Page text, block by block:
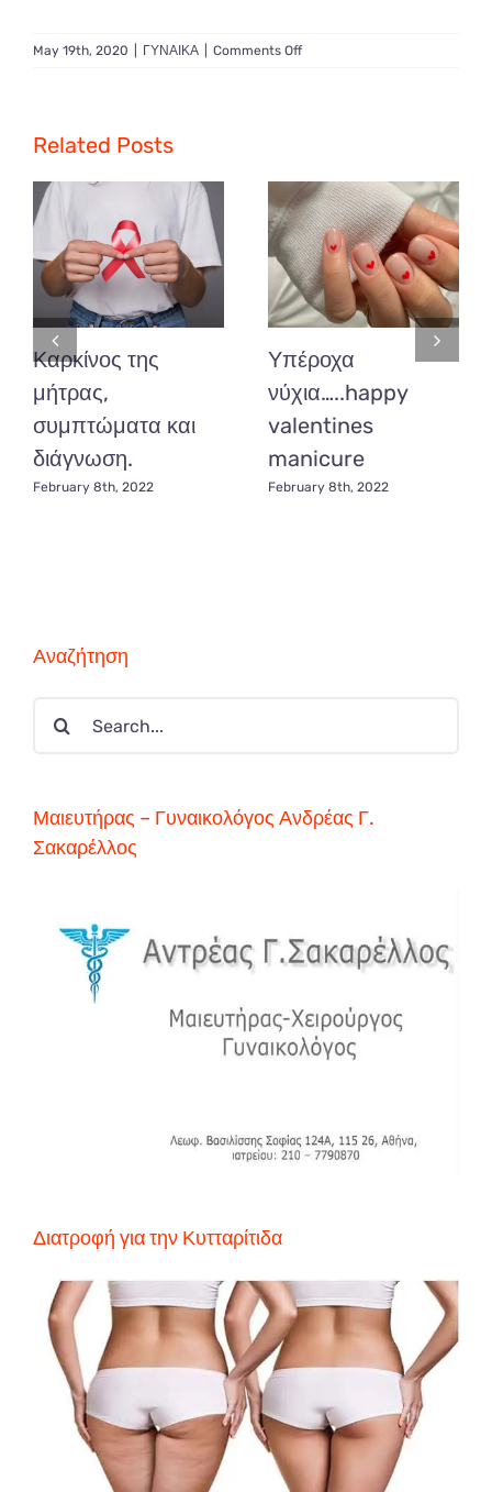
May 19th, 2020 ΓΥΝΑΙΚΑ Comments Offon
Related Posts
Καρκίνος της
μήτρας,
συμπτώματα και
διάγνωση.
February 8th, 2022
Υπέροχα
νύχια…..happy
valentines
manicure
February 8th, 2022
Αναζήτηση
Search
Μαιευτήρας – Γυναικολόγος Ανδρέας Γ.
Σακαρέλλος
Διατροφή για την Κυτταρίτιδα